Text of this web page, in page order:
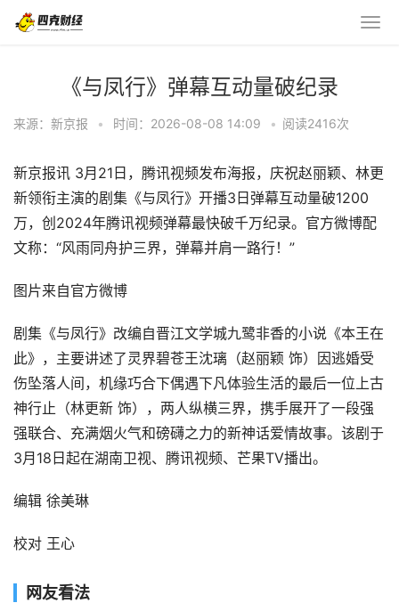
《与凤行》弹幕互动量破纪录
来源：新京报 • 时间：2026-08-08 14:09 • 阅读2416次
新京报讯 3月21日，腾讯视频发布海报，庆祝赵丽颖、林更
新领衔主演的剧集《与凤行》开播3日弹幕互动量破1200
万，创2024年腾讯视频弹幕最快破千万纪录。官方微博配
文称：“风雨同舟护三界，弹幕并肩一路行！”
图片来自官方微博
剧集《与凤行》改编自晋江文学城九鹭非香的小说《本王在
此》，主要讲述了灵界碧苍王沈璃（赵丽颖 饰）因逃婚受
伤坠落人间，机缘巧合下偶遇下凡体验生活的最后一位上古
神行止（林更新 饰），两人纵横三界，携手展开了一段强
强联合、充满烟火气和磅礴之力的新神话爱情故事。该剧于
3月18日起在湖南卫视、腾讯视频、芒果TV播出。
编辑 徐美琳
校对 王心
网友看法